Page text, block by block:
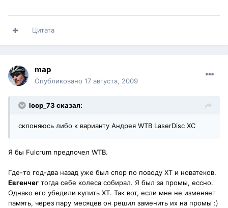
Цитата
map
Опубликовано 17 августа, 2009
loop_73 сказал:
склоняюсь либо к варианту Андрея WTB LaserDisc XC
Я бы Fulcrum предпочел WTB.
Где-то год-два назад уже был спор по поводу ХТ и новатеков.
Евгенчег тогда себе колеса собирал. Я был за промы, ессно.
Однако его убедили купить ХТ. Так вот, если мне не изменяет
память, через пару месяцев он решил заменить их на промы :)